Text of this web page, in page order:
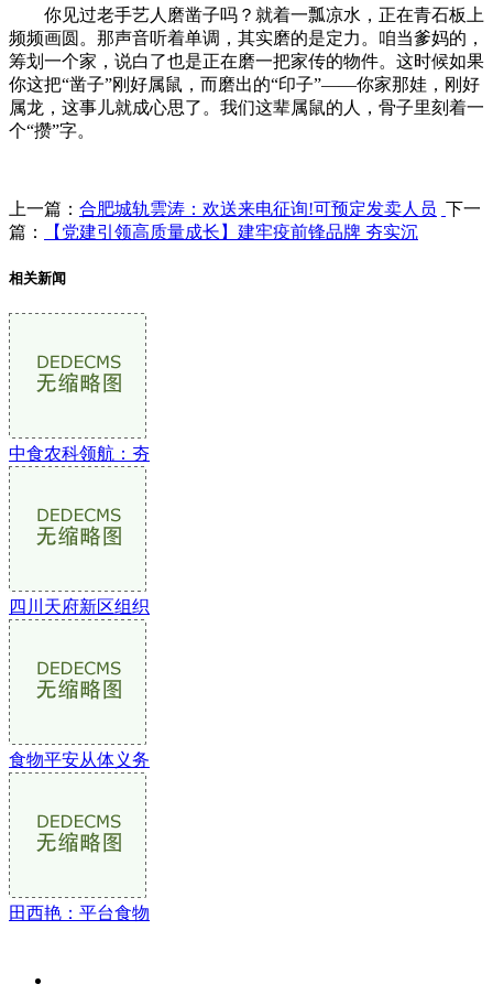
你见过老手艺人磨凿子吗？就着一瓢凉水，正在青石板上
频频画圆。那声音听着单调，其实磨的是定力。咱当爹妈的，
筹划一个家，说白了也是正在磨一把家传的物件。这时候如果
你这把“凿子”刚好属鼠，而磨出的“印子”——你家那娃，刚好
属龙，这事儿就成心思了。我们这辈属鼠的人，骨子里刻着一
个“攒”字。
上一篇： 合肥城轨雲涛：欢送来电征询!可预定发卖人员 下一
篇：
【党建引领高质量成长】建牢疫前锋品牌 夯实沉
相关新闻
中食农科领航：夯
四川天府新区组织
食物平安从体义务
田西艳：平台食物